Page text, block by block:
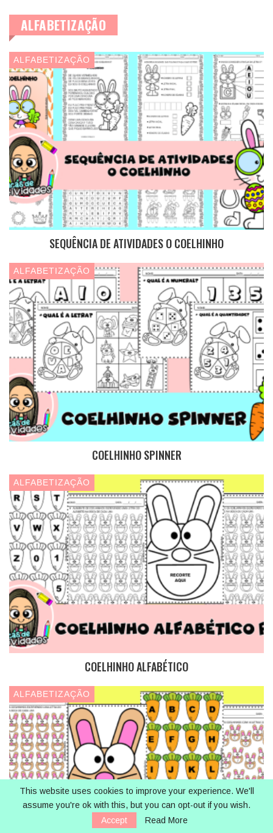
ALFABETIZAÇÃO
ALFABETIZAÇÃO
SEQUÊNCIA DE ATIVIDADES O COELHINHO
ALFABETIZAÇÃO
COELHINHO SPINNER
ALFABETIZAÇÃO
COELHINHO ALFABÉTICO
ALFABETIZAÇÃO
This website uses cookies to improve your experience. We'll
assume you're ok with this, but you can opt-out if you wish.
Accept
Read More